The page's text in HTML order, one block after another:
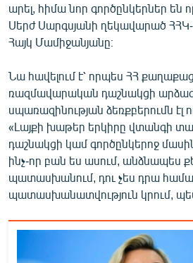
արել, հիմա նոր գործընկերներ են
Սերժ Սարգսյանի ղեկավարած
Հայկ Մամիջանյանը։
Նա հավելում է՝ որպես ՀՀ
ռազմավարական դաշնակցի
սպառազինության ձեռքբերումն էլ
«Լայքի խաթեր երկիրը վտանգի
դաշնակցի կամ գործընկերոջ
ինչ-որ բան ես ասում, անձնապես
պատասխանում, դու չես դրա
պատասխանատվություն կրում,